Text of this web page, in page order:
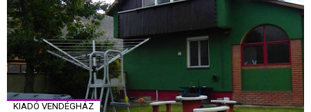
KIADÓ VENDÉGHÁZ